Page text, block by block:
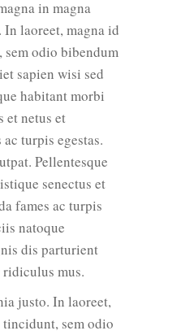
in magna
laoreet, magna id
odio bibendum
sapien wisi sed
habitant morbi
et netus et
turpis egestas.
Pellentesque
senectus et
fames ac turpis
natoque
dis parturient
ridiculus mus.
justo. In laoreet,
sem odio